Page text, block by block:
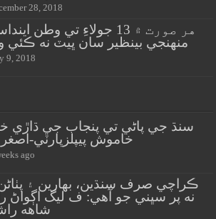
28, 2018
هر صورت ۾ 13 جولاءِ تي وطن
منهنجي بينظير سان ڀيٽ نه ڪئي
9, 2018
سنڌ جي پاڻي تي پنجاب جي ڌاڙي
خاموش پيپلزپارٽي-اصغر
ago
ڪراچي صرف سنڌين، بهارين ۽
نه پر سڀني جو آهي: ف ليگ اڳواڻ
شاهه